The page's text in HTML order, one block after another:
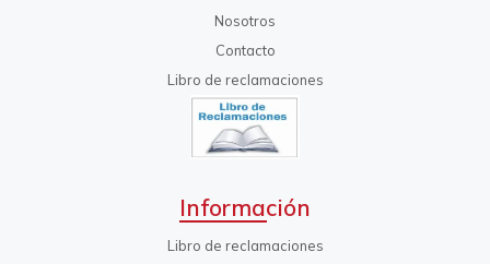
Nosotros
Contacto
Libro de reclamaciones
Información
Libro de reclamaciones